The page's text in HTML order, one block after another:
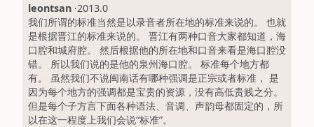
leontsan ·2013.0
我们所谓的标准当然是以录音者所在地的标准来说的。 也就
是根据晋江的标准来说的。 晋江有两种口音大家都知道，海
口腔和城府腔。 然后根据他的所在地和口音来看是海口腔没
错。 所以我们说的是他的泉州海口腔。 标准每个地方都
有。 虽然我们不说闽南话有哪种强调是正宗或者标准， 是
因为每个地方的强调都是宝贵的资源，没有高低贵贱之分。
但是每个子方言下面各种语法、音调、声韵母都固定的，所
以在这一程度上我们会说“标准”。